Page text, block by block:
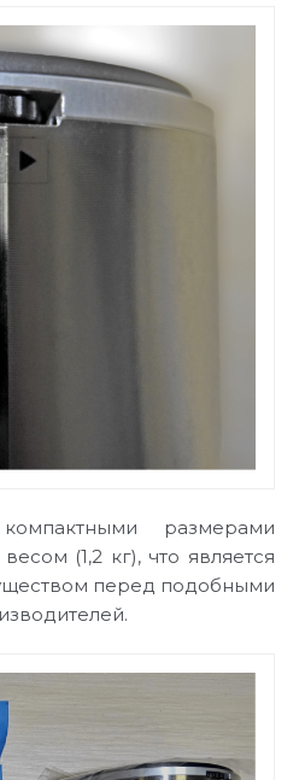
размерами
(1,2 кг), что является
перед подобными